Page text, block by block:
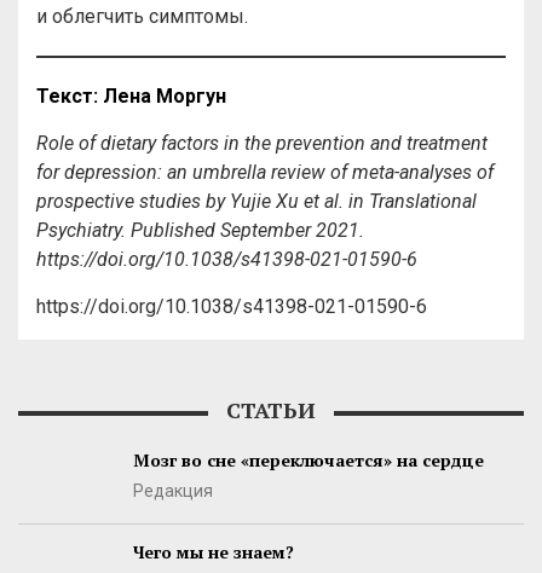
и облегчить симптомы.
Текст: Лена Моргун
Role of dietary factors in the prevention and treatment
for depression: an umbrella review of meta-analyses of
prospective studies by Yujie Xu et al. in Translational
Psychiatry. Published September 2021.
https://doi.org/10.1038/s41398-021-01590-6
https://doi.org/10.1038/s41398-021-01590-6
СТАТЬИ
Мозг во сне «переключается» на сердце
Редакция
Чего мы не знаем?